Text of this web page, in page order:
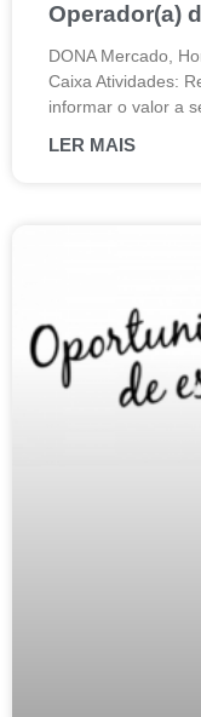
Operador(a)
DONA Mercado,
Caixa Atividades:
informar o valor a
LER MAIS